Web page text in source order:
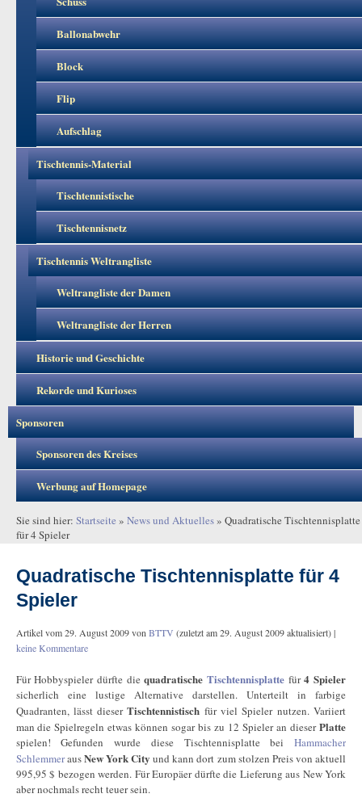
Ballonabwehr
Block
Flip
Aufschlag
Tischtennis-Material
Tischtennistische
Tischtennisnetz
Tischtennis Weltrangliste
Weltrangliste der Damen
Weltrangliste der Herren
Historie und Geschichte
Rekorde und Kurioses
Sponsoren
Sponsoren des Kreises
Werbung auf Homepage
Sie sind hier: Startseite » News und Aktuelles» Quadratische Tischtennisplatte
für 4 Spieler
Quadratische Tischtennisplatte für 4
Spieler
Artikel vom29. August 2009von BTTV (zuletzt am29. August 2009aktualisiert) |
keine Kommentare
Für Hobbyspieler dürfte diequadratische Tischtennisplattefür4 Spieler
sicherlich eine lustige Alternative darstellen. Unterteilt in farbige
Quadranten, lässt dieserTischtennistisch für viel Spieler nutzen. Variiert
man die Spielregeln etwas können sogar bis zu 12 Spieler an dieserPlatte
spielen! Gefunden wurde diese Tischtennisplatte bei Hammacher
SchlemmerausNew York City und kann dort zum stolzen Preis von aktuell
995,95 $ bezogen werden. Für Europäer dürfte die Lieferung aus New York
aber nochmals recht teuer sein.